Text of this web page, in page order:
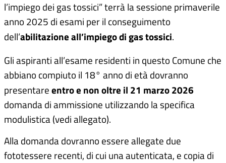
l’impiego dei gas tossici” terrà la sessione primaverile
anno 2025 di esami per il conseguimento
dell’abilitazione all’impiego di gas tossici.
Gli aspiranti all’esame residenti in questo Comune che
abbiano compiuto il 18° anno di età dovranno
presentareentro e non oltre il 21 marzo 2026
domanda di ammissione utilizzando la specifica
modulistica (vedi allegato).
Alla domanda dovranno essere allegate due
fototessere recenti, di cui una autenticata, e copia di